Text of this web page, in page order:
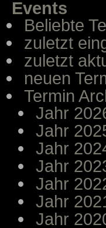
Events
Beliebte
zuletzt
zuletzt
neuen
Termin
Jahr
Jahr
Jahr
Jahr
Jahr
Jahr
Jahr